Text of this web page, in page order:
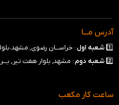
آدرس مـــا
1️⃣ شـعبه اول: خراســـان رضوی,
2️⃣ شـعبه دوم: مشهد, بلوار هفت تیر, بـــرج
ساعت کار مکعب